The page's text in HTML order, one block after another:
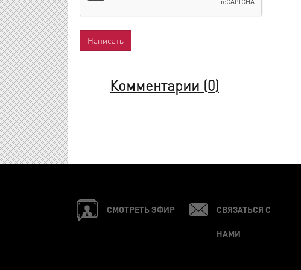
Комментарии (0)
СМОТРЕТЬ ЭФИР СВЯЗАТЬСЯ С
НАМИ